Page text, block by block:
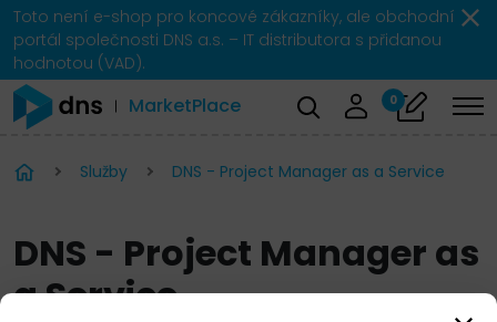
Toto není e-shop pro koncové zákazníky, ale obchodní
portál společnosti DNS a.s. – IT distributora s přidanou
hodnotou (VAD).
MarketPlace 0
Služby DNS - Project Manager as a Service
DNS - Project Manager as
a Service